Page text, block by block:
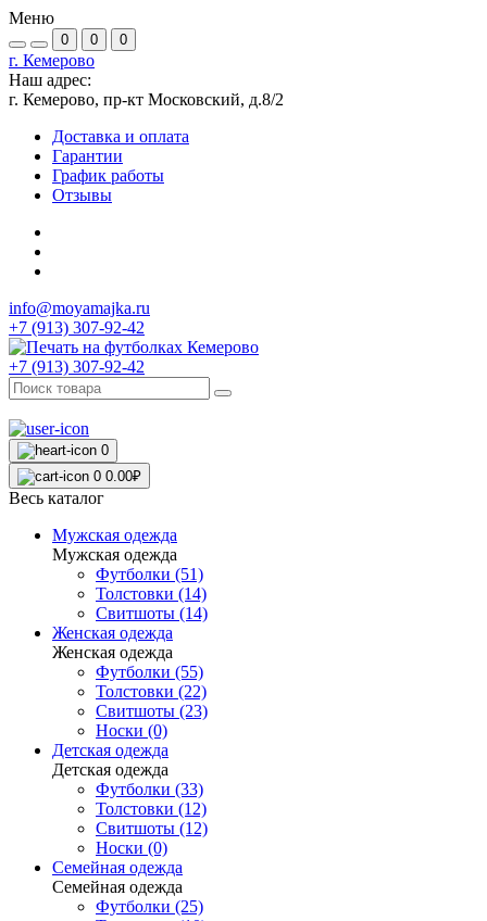
Меню
0 0 0
г. Кемерово
Наш адрес:
г. Кемерово, пр-кт Московский, д.8/2
Доставка и оплата
Гарантии
График работы
Отзывы
info@moyamajka.ru
+7 (913) 307-92-42
+7 (913) 307-92-42
0
0 0.00₽
Весь каталог
Мужская одежда
Мужская одежда
Футболки (51)
Толстовки (14)
Свитшоты (14)
Женская одежда
Женская одежда
Футболки (55)
Толстовки (22)
Свитшоты (23)
Носки (0)
Детская одежда
Детская одежда
Футболки (33)
Толстовки (12)
Свитшоты (12)
Носки (0)
Семейная одежда
Семейная одежда
Футболки (25)